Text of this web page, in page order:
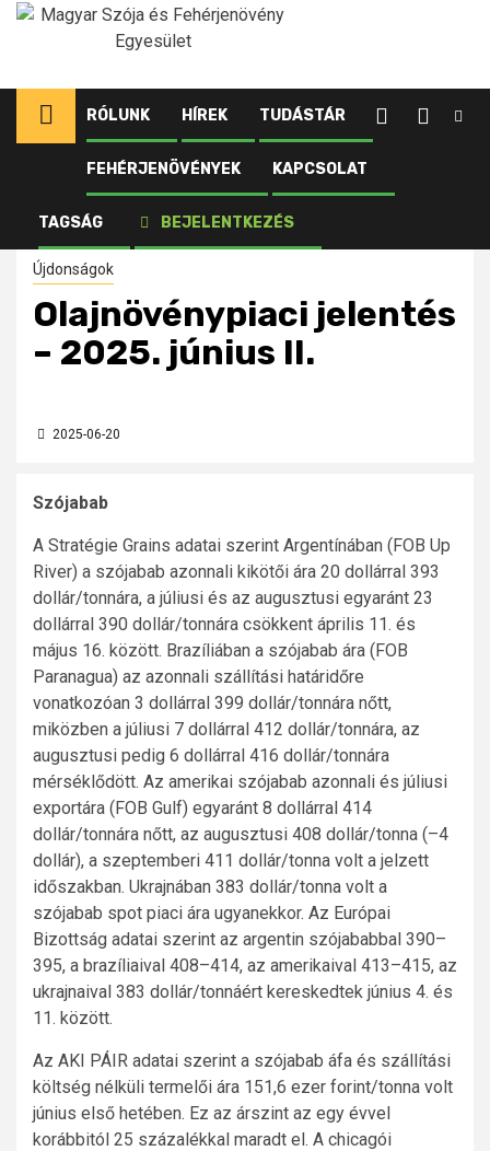
Ugrás
RÓLUNK HÍREK TUDÁSTÁR
FEHÉRJENÖVÉNYEK KAPCSOLAT
TAGSÁG BEJELENTKEZÉS
Kezdőlap
Újdonságok
Újdonságok
Olajnövénypiaci jelentés
– 2025. június II.
2025-06-20
Szójabab
A Stratégie Grains adatai szerint Argentínában (FOB Up
River) a szójabab azonnali kikötői ára 20 dollárral 393
dollár/tonnára, a júliusi és az augusztusi egyaránt 23
dollárral 390 dollár/tonnára csökkent április 11. és
május 16. között. Brazíliában a szójabab ára (FOB
Paranagua) az azonnali szállítási határidőre
vonatkozóan 3 dollárral 399 dollár/tonnára nőtt,
miközben a júliusi 7 dollárral 412 dollár/tonnára, az
augusztusi pedig 6 dollárral 416 dollár/tonnára
mérséklődött. Az amerikai szójabab azonnali és júliusi
exportára (FOB Gulf) egyaránt 8 dollárral 414
dollár/tonnára nőtt, az augusztusi 408 dollár/tonna (–4
dollár), a szeptemberi 411 dollár/tonna volt a jelzett
időszakban. Ukrajnában 383 dollár/tonna volt a
szójabab spot piaci ára ugyanekkor. Az Európai
Bizottság adatai szerint az argentin szójababbal 390–
395, a brazíliaival 408–414, az amerikaival 413–415, az
ukrajnaival 383 dollár/tonnáért kereskedtek június 4. és
11. között.
Az AKI PÁIR adatai szerint a szójabab áfa és szállítási
költség nélküli termelői ára 151,6 ezer forint/tonna volt
június első hetében. Ez az árszint az egy évvel
korábbitól 25 százalékkal maradt el. A chicagói